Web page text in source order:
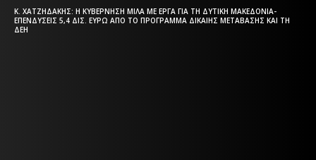
Κ. ΧΑΤΖΗΔΆΚΗΣ: Η ΚΥΒΈΡΝΗΣΗ ΜΙΛΆ ΜΕ ΈΡΓΑ ΓΙΑ ΤΗ ΔΥΤΙΚΉ ΜΑΚΕΔΟΝΊΑ-
ΕΠΕΝΔΎΣΕΙΣ 5,4 ΔΙΣ. ΕΥΡΏ ΑΠΌ ΤΟ ΠΡΌΓΡΑΜΜΑ ΔΊΚΑΙΗΣ ΜΕΤΆΒΑΣΗΣ ΚΑΙ ΤΗ
ΔΕΗ